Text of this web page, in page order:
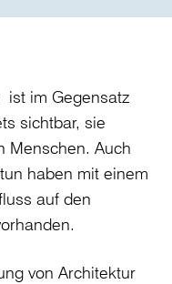
ist im Gegensatz
sichtbar, sie
Menschen. Auch
haben mit einem
auf den
von Architektur